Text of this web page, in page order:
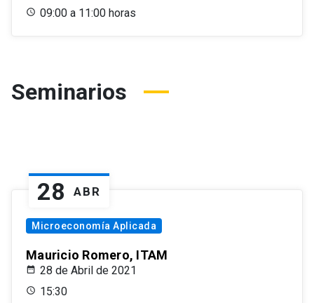
09:00 a 11:00 horas
Seminarios
28 ABR
Microeconomía Aplicada
Mauricio Romero, ITAM
28 de Abril de 2021
15:30